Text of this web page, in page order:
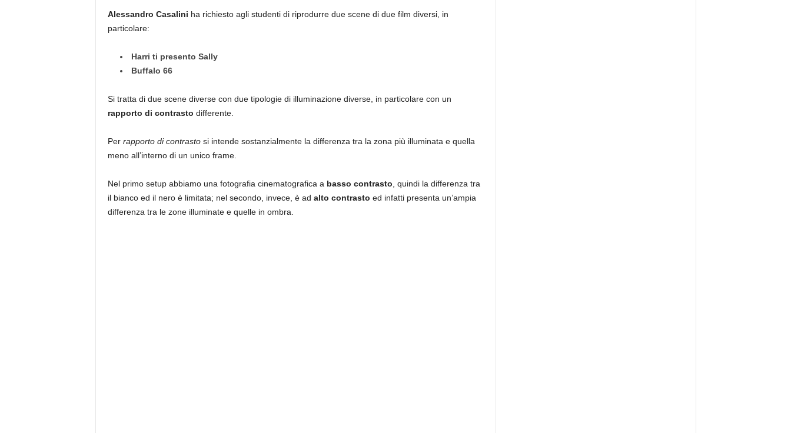
Alessandro Casalini ha richiesto agli studenti di riprodurre due scene di due film diversi, in
particolare:
Harri ti presento Sally
Buffalo 66
Si tratta di due scene diverse con due tipologie di illuminazione diverse, in particolare con un
rapporto di contrasto differente.
Per rapporto di contrastosi intende sostanzialmente la differenza tra la zona più illuminata e quella
meno all’interno di un unico frame.
Nel primo setup abbiamo una fotografia cinematografica a basso contrasto , quindi la differenza tra
il bianco ed il nero è limitata; nel secondo, invece, è ad alto contrasto ed infatti presenta un’ampia
differenza tra le zone illuminate e quelle in ombra.